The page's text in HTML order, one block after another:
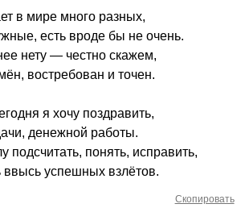
в мире много разных,
есть вроде бы не очень.
нету — честно скажем,
востребован и точен.
я хочу поздравить,
денежной работы.
подсчитать, понять, исправить,
успешных взлётов.
Скопировать